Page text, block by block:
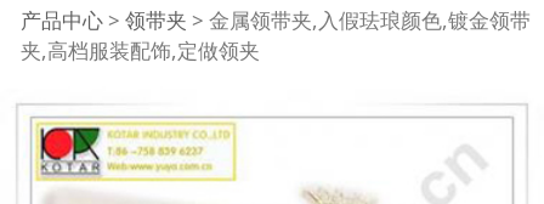
金属领带夹,入假珐琅颜
色,镀金领带夹,高档服装
配饰,定做领夹
产品中心> 领带夹 > 金属领带夹,入假珐琅颜色,镀金领带
夹,高档服装配饰,定做领夹